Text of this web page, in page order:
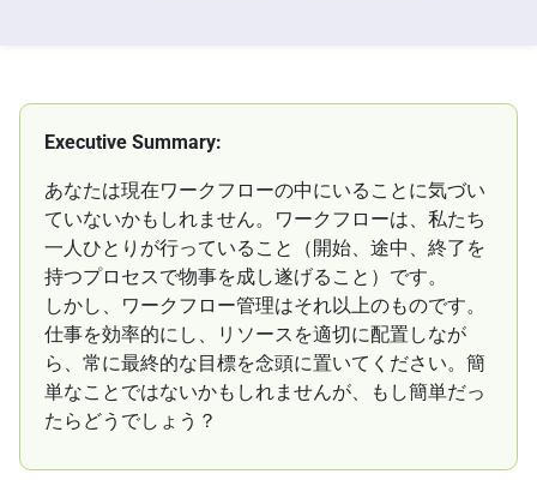
Executive Summary:
あなたは現在ワークフローの中にいることに気づい
ていないかもしれません。ワークフローは、私たち
一人ひとりが行っていること（開始、途中、終了を
持つプロセスで物事を成し遂げること）です。
しかし、ワークフロー管理はそれ以上のものです。
仕事を効率的にし、リソースを適切に配置しなが
ら、常に最終的な目標を念頭に置いてください。簡
単なことではないかもしれませんが、もし簡単だっ
たらどうでしょう？